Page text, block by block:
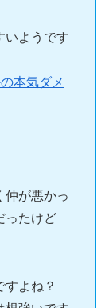
いようです
本気ダメ
が悪かっ
ったけど
すよね？